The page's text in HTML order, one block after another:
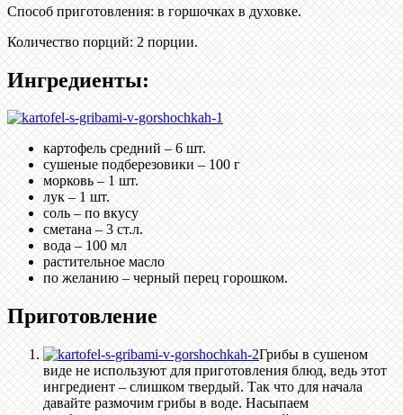
Способ приготовления: в горшочках в духовке.
Количество порций: 2 порции.
Ингредиенты:
картофель средний – 6 шт.
сушеные подберезовики – 100 г
морковь – 1 шт.
лук – 1 шт.
соль – по вкусу
сметана – 3 ст.л.
вода – 100 мл
растительное масло
по желанию – черный перец горошком.
Приготовление
Грибы в сушеном
виде не используют для приготовления блюд, ведь этот
ингредиент – слишком твердый. Так что для начала
давайте размочим грибы в воде. Насыпаем